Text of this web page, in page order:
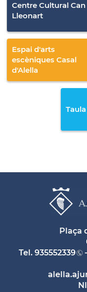
Centre Cultural Can
Lleonart
Espai d'arts
escèniques Casal
d'Alella
Plaça
Tel. 935552339